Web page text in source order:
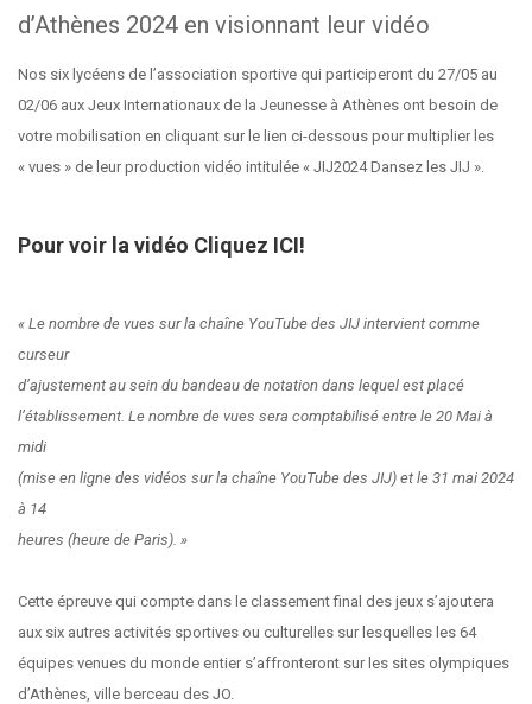
d’Athènes 2024 en visionnant leur vidéo
Nos six lycéens de l’association sportive qui participeront du 27/05 au
02/06 aux Jeux Internationaux de la Jeunesse à Athènes ont besoin de
votre mobilisation en cliquant sur le lien ci-dessous pour multiplier les
« vues » de leur production vidéo intitulée « JIJ2024 Dansez les JIJ ».
Pour voir la vidéo Cliquez ICI!
« Le nombre de vues sur la chaîne YouTube des JIJ intervient comme
curseur
d’ajustement au sein du bandeau de notation dans lequel est placé
l’établissement. Le nombre de vues sera comptabilisé entre le 20 Mai à
midi
(mise en ligne des vidéos sur la chaîne YouTube des JIJ) et le 31 mai 2024
à 14
heures (heure de Paris). »
Cette épreuve qui compte dans le classement final des jeux s’ajoutera
aux six autres activités sportives ou culturelles sur lesquelles les 64
équipes venues du monde entier s’affronteront sur les sites olympiques
d’Athènes, ville berceau des JO.